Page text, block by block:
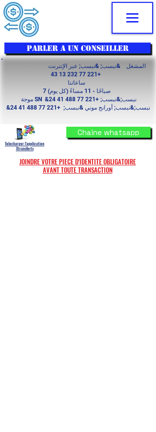
المشغل &نبسب; &نبسب; عبر الإنترنت
+221 77 232 13 43
7 صباحًا - 11 مساءً (كل يوم)
موجة SN &نبسب;&نبسب; +221 77 488 41 24
&نبسب;&نبسب; أورانج موني &نبسب;+221 77 488 41 24
PARLER A UN CONSEILLER
Telecharger l'application
Xtransferts
Chaine whatsapp
JOINDRE VOTRE PIECE D'IDENTITE OBLIGATOIRE
AVANT TOUTE TRANSACTION